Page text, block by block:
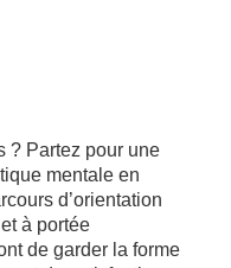
? Partez pour une
mentale en
d’orientation
à portée
de garder la forme